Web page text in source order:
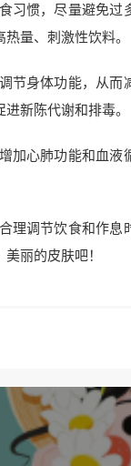
习惯，尽量避免过
量、刺激性饮料。
节身体功能，从而
新陈代谢和排毒。
加心肺功能和血液
理调节饮食和作息
丽的皮肤吧！